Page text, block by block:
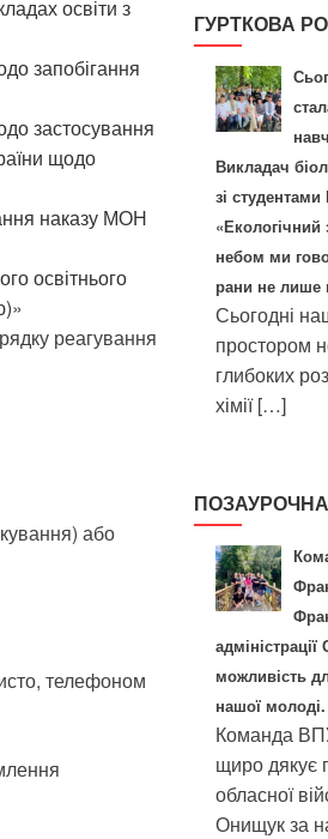
освіти з
запобігання
застосування
щодо
наказу МОН
освітнього
»
реагування
або
телефоном
ГУРТКОВА
Викладач
зі студентами
небом ми
рани не лише
Сьогодні
простором
глибоких
хімії […]
можливість
нашої молоді.
Команда
щиро дякує
обласної
Онищук за